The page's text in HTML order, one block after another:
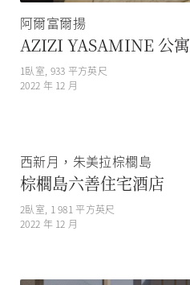
阿爾富爾揚
AZIZI YASAMINE 公寓
1臥室, 933 平方英尺
2022 年 12 月
西新月，朱美拉棕櫚島
棕櫚島六善住宅酒店
2臥室, 1 981 平方英尺
2022 年 12 月